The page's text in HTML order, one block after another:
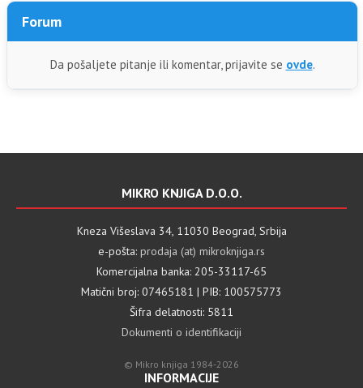
Forum
Da pošaljete pitanje ili komentar, prijavite se ovde.
MIKRO KNJIGA D.O.O.
Kneza Višeslava 34, 11030 Beograd, Srbija
e-pošta: prodaja (at) mikroknjiga.rs
Komercijalna banka: 205-33117-65
Matični broj: 07465181 | PIB: 100575773
Šifra delatnosti: 5811
Dokumenti o identifikaciji
© Mikro knjiga 1984-2026
INFORMACIJE